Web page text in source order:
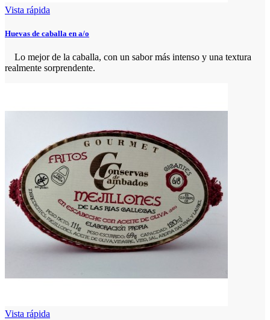
Vista rápida
Huevas de caballa en a/o
Lo mejor de la caballa, con un sabor más intenso y una textura
realmente sorprendente.
Vista rápida